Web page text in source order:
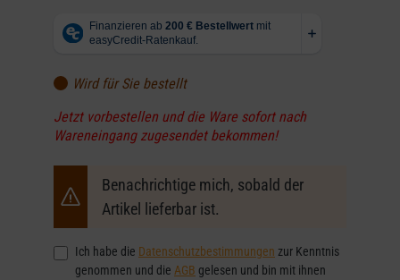
Wird für Sie bestellt
Jetzt vorbestellen und die Ware sofort nach
Wareneingang zugesendet bekommen!
Benachrichtige mich, sobald der
Artikel lieferbar ist.
Ich habe die Datenschutzbestimmungen zur Kenntnis
genommen und die AGB gelesen und bin mit ihnen